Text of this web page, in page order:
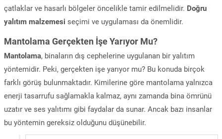
çatlaklar ve hasarlı bölgeler öncelikle tamir edilmelidir. Doğru
yalıtım malzemesi seçimi ve uygulaması da önemlidir.
Mantolama Gerçekten İşe Yarıyor Mu?
Mantolama, binaların dış cephelerine uygulanan bir yalıtım
yöntemidir. Peki, gerçekten işe yarıyor mu? Bu konuda birçok
farklı görüş bulunmaktadır. Kimilerine göre mantolama yalnızca
enerji tasarrufu sağlamakla kalmaz, aynı zamanda bina ömrünü
uzatır ve ses yalıtımı gibi faydalar da sunar. Ancak bazı insanlar
bu yöntemin gereksiz olduğunu düşünebilir.